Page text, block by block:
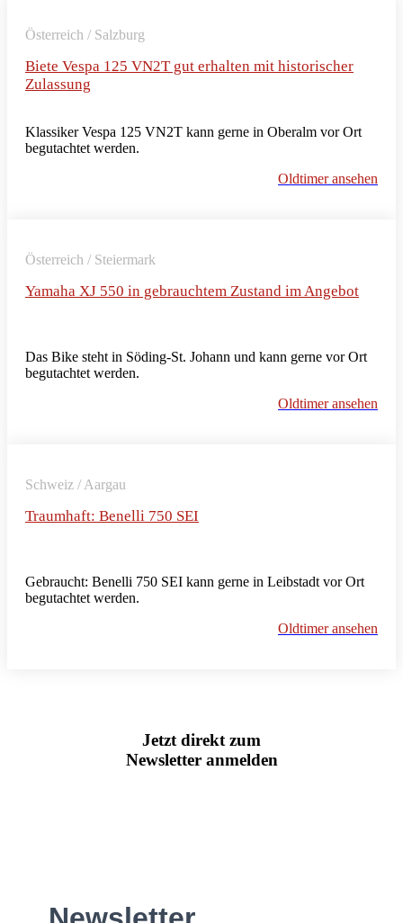
Österreich / Salzburg
Biete Vespa 125 VN2T gut erhalten mit historischer
Zulassung
Klassiker Vespa 125 VN2T kann gerne in Oberalm vor Ort
begutachtet werden.
Oldtimer ansehen
Österreich / Steiermark
Yamaha XJ 550 in gebrauchtem Zustand im Angebot
Das Bike steht in Söding-St. Johann und kann gerne vor Ort
begutachtet werden.
Oldtimer ansehen
Schweiz / Aargau
Traumhaft: Benelli 750 SEI
Gebraucht: Benelli 750 SEI kann gerne in Leibstadt vor Ort
begutachtet werden.
Oldtimer ansehen
Jetzt direkt zum
Newsletter anmelden